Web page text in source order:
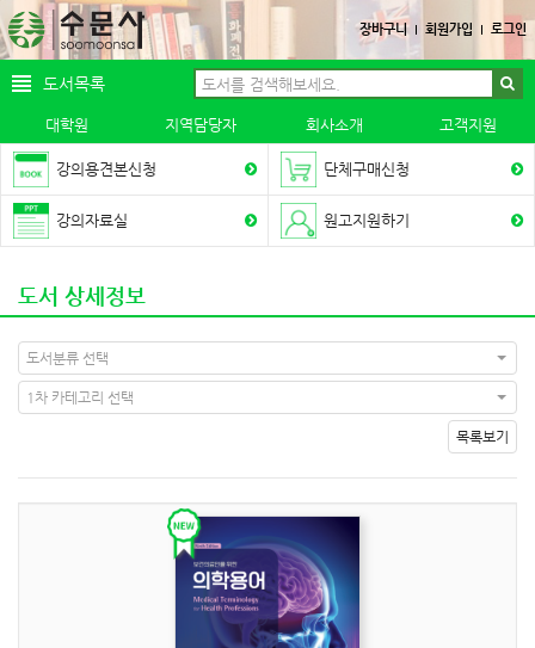
장바구니 회원가입 로그인
도서목록
대학원 지역담당자 회사소개 고객지원
강의용견본신청 단체구매신청
강의자료실 원고지원하기
도서 상세정보
도서분류 선택
1차 카테고리 선택
목록보기